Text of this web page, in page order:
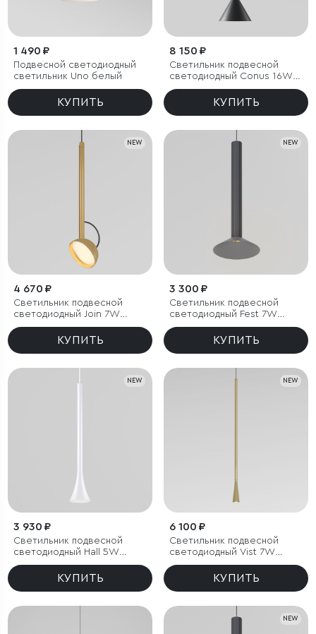
1 490 ₽
Подвесной светодиодный
светильник Uno белый
КУПИТЬ
8 150 ₽
Светильник подвесной
светодиодный Conus 16W
4000K черный
КУПИТЬ
NEW
4 670 ₽
Светильник подвесной
светодиодный Join 7W
3000K латунь
КУПИТЬ
NEW
3 300 ₽
Светильник подвесной
светодиодный Fest 7W
3000K графит
КУПИТЬ
NEW
3 930 ₽
Светильник подвесной
светодиодный Hall 5W
4000K белый
КУПИТЬ
NEW
6 100 ₽
Светильник подвесной
светодиодный Vist 7W
4000K латунь
КУПИТЬ
NEW